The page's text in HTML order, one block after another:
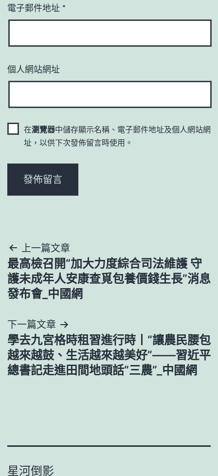
電子郵件地址 *
個人網站網址
在瀏覽器中儲存顯示名稱、電子郵件地址及個人網站網
址，以供下次發佈留言時使用。
文
章
導
覽
上一篇文章
最高檢召開“加大力度綜合司法維護 守
護未成年人安康查覓包養價錢生長”消息
發布會_中國網
下一篇文章
學去九宮格時租習進行時丨“讓農民腰包
越來越鼓、生活越來越美好”——習近平
總書記走進田間地頭話“三農”_中國網
星河倒影